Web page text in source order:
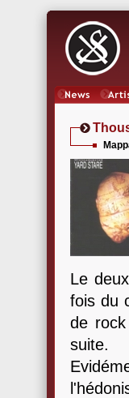
Le
fois du
de
suite.